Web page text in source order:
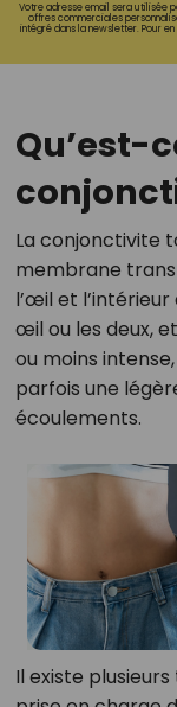
Votre adresse email sera utilisée
offres commerciales
intégré dans la newsletter. Pour
Qu’est-
La conjonctivite
membrane
l’œil et
œil ou les deux,
ou moins
parfois une
écoulements.
Il existe